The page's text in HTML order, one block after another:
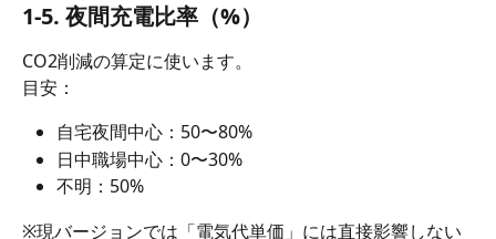
1-5. 夜間充電比率（%）
CO2削減の算定に使います。
目安：
自宅夜間中心：50〜80%
日中職場中心：0〜30%
不明：50%
※現バージョンでは「電気代単価」には直接影響しない